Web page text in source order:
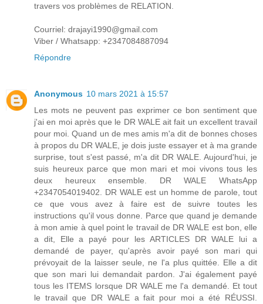
travers vos problèmes de RELATION.
Courriel: drajayi1990@gmail.com
Viber / Whatsapp: +2347084887094
Répondre
Anonymous 10 mars 2021 à 15:57
Les mots ne peuvent pas exprimer ce bon sentiment que
j'ai en moi après que le DR WALE ait fait un excellent travail
pour moi. Quand un de mes amis m'a dit de bonnes choses
à propos du DR WALE, je dois juste essayer et à ma grande
surprise, tout s'est passé, m'a dit DR WALE. Aujourd'hui, je
suis heureux parce que mon mari et moi vivons tous les
deux heureux ensemble. DR WALE WhatsApp
+2347054019402. DR WALE est un homme de parole, tout
ce que vous avez à faire est de suivre toutes les
instructions qu'il vous donne. Parce que quand je demande
à mon amie à quel point le travail de DR WALE est bon, elle
a dit, Elle a payé pour les ARTICLES DR WALE lui a
demandé de payer, qu'après avoir payé son mari qui
prévoyait de la laisser seule, ne l'a plus quittée. Elle a dit
que son mari lui demandait pardon. J'ai également payé
tous les ITEMS lorsque DR WALE me l'a demandé. Et tout
le travail que DR WALE a fait pour moi a été RÉUSSI.